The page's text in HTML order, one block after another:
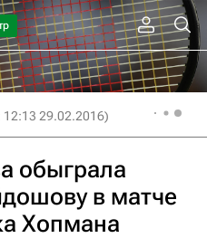
12:13 29.02.2016)
обыграла
в матче
Хопмана